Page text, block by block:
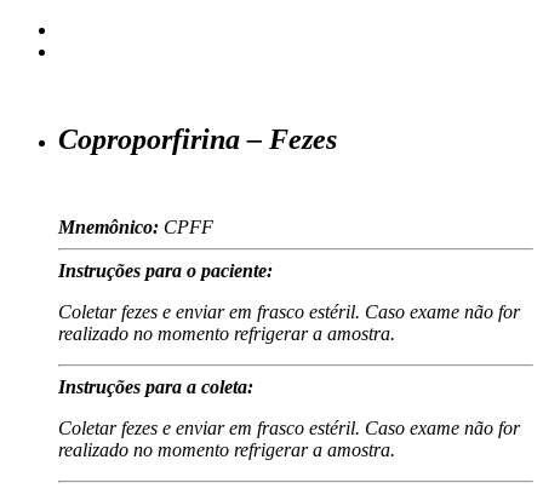
Coproporfirina – Fezes
Mnemônico: CPFF
Instruções para o paciente:
Coletar fezes e enviar em frasco estéril. Caso exame não for
realizado no momento refrigerar a amostra.
Instruções para a coleta:
Coletar fezes e enviar em frasco estéril. Caso exame não for
realizado no momento refrigerar a amostra.